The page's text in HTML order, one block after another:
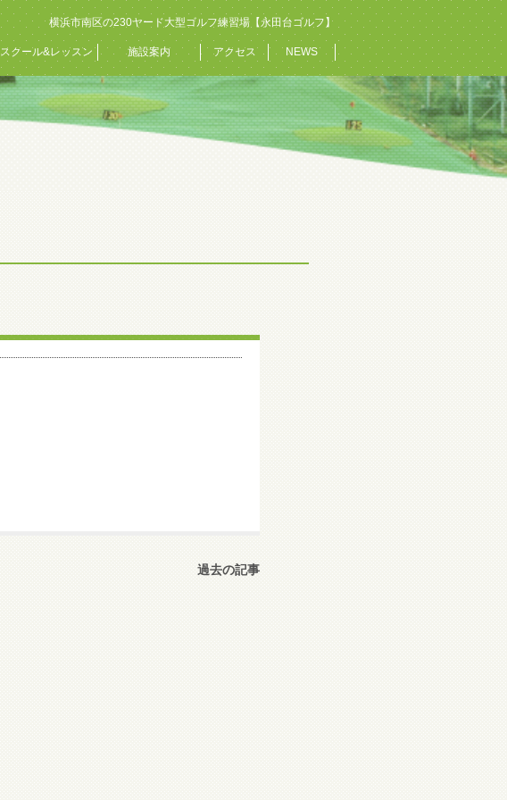
横浜市南区の230ヤード大型ゴルフ練習場【永田台ゴルフ】
スクール&レッスン 施設案内 アクセス NEWS
過去の記事